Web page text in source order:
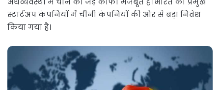
स्टार्टअप कंपनियों में चीनी कंपनियों की ओर से बड़ा निवेश
किया गया है।